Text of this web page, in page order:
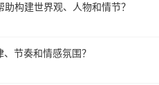
构建世界观、人物和情节？
节奏和情感氛围？